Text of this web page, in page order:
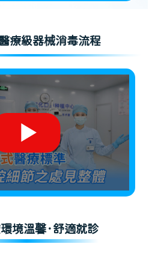
療級器械消毒流程
境溫馨·舒適就診